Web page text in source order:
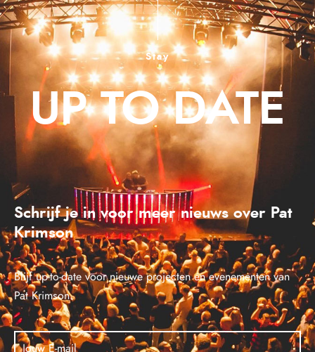
Stay
UP TO DATE
Schrijf je in voor meer nieuws over Pat
Krimson
Blijf up-to-date voor nieuwe projecten en evenementen van
Pat Krimson.